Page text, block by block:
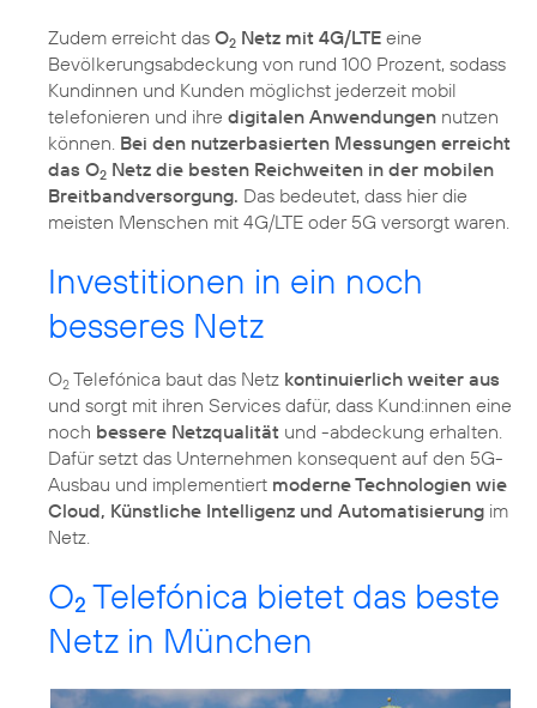
Zudem erreicht das O2 Netz mit 4G/LTE eine
Bevölkerungsabdeckung von rund 100 Prozent, sodass
Kundinnen und Kunden möglichst jederzeit mobil
telefonieren und ihre digitalen Anwendungen nutzen
können. Bei den nutzerbasierten Messungen erreicht
das O2 Netz die besten Reichweiten in der mobilen
Breitbandversorgung. Das bedeutet, dass hier die
meisten Menschen mit 4G/LTE oder 5G versorgt waren.
Investitionen in ein noch
besseres Netz
O2 Telefónica baut das Netz kontinuierlich weiter aus
und sorgt mit ihren Services dafür, dass Kund:innen eine
noch bessere Netzqualität und -abdeckung erhalten.
Dafür setzt das Unternehmen konsequent auf den 5G-
Ausbau und implementiert moderne Technologien wie
Cloud, Künstliche Intelligenz und Automatisierung im
Netz.
O2 Telefónica bietet das beste
Netz in München